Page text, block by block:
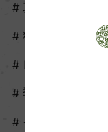
基礎知識
料理に合う
レシピ
季節に合う
イベントに合う